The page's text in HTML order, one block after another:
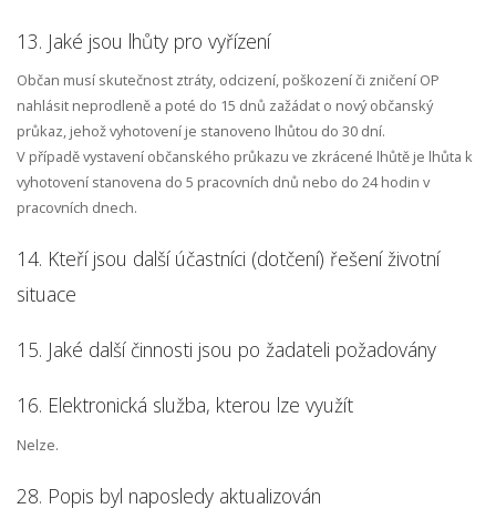
13. Jaké jsou lhůty pro vyřízení
Občan musí skutečnost ztráty, odcizení, poškození či zničení OP
nahlásit neprodleně a poté do 15 dnů zažádat o nový občanský
průkaz, jehož vyhotovení je stanoveno lhůtou do 30 dní.
V případě vystavení občanského průkazu ve zkrácené lhůtě je lhůta k
vyhotovení stanovena do 5 pracovních dnů nebo do 24 hodin v
pracovních dnech.
14. Kteří jsou další účastníci (dotčení) řešení životní
situace
15. Jaké další činnosti jsou po žadateli požadovány
16. Elektronická služba, kterou lze využít
Nelze.
28. Popis byl naposledy aktualizován